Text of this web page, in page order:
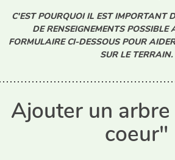
C'EST POURQUOI IL EST IMPORTANT
DE RENSEIGNEMENTS POSSIBLE
FORMULAIRE CI-DESSOUS POUR
SUR LE TERRAIN.
Ajouter un
coeur"